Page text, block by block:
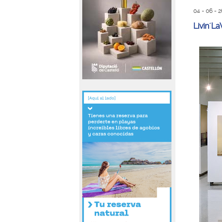
04 - 06 -